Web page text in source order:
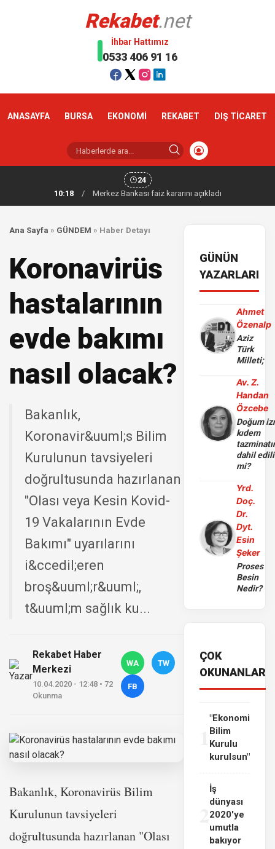
Rekabet.net
İhbar Hattımız
0533 406 91 16
ANASAYFA BURSA EKONOMİ REKABET DIŞ TİCARET
24
10:18
/ Merkez Bankası faiz kararını açıkladı
Ana Sayfa » GÜNDEM » Haber Detayı
Koronavirüs
hastalarının
evde bakımı
nasıl olacak?
Bakanlık,
Koronavir&uuml;s Bilim
Kurulunun tavsiyeleri
doğrultusunda hazırlanan
"Olası veya Kesin Kovid-
19 Vakalarının Evde
Bakımı" uyarılarını
i&ccedil;eren
broş&uuml;r&uuml;,
t&uuml;m sağlık ku...
Rekabet Haber
Merkezi
10.04.2020 - 12:48 • 72
Okunma
WA TW
FB
Bakanlık, Koronavirüs Bilim
Kurulunun tavsiyeleri
doğrultusunda hazırlanan "Olası
GÜNÜN
YAZARLARI
Ahmet
Özenalp
Aziz
Türk
Milleti;
Av. Z.
Handan
Özcebe
Doğum
kıdem
dahil
mi?
Yrd.
Doç.
Dr.
Dyt.
Esin
Şeker
Proses
Besin
Nedir?
ÇOK
OKUNANLAR
"Ekonomi
Bilim
Kurulu
kurulsun"
İş
dünyası
2020'ye
umutla
bakıyor